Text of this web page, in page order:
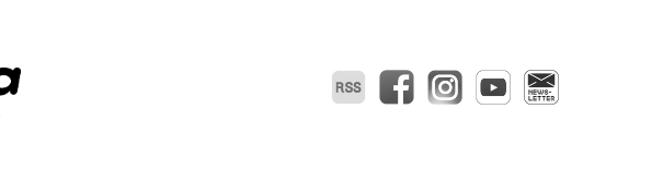
RSS facebookinstagramyoutube